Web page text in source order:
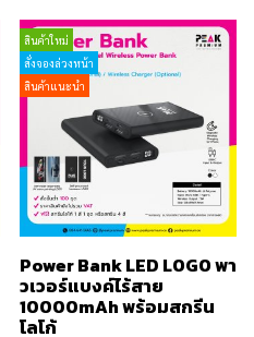
สินค้าใหม่
สั่งจองล่วงหน้า
สินค้าแนะนำ
Power Bank LED LOGO พา
วเวอร์แบงค์ไร้สาย
10000mAh พร้อมสกรีน
โลโก้